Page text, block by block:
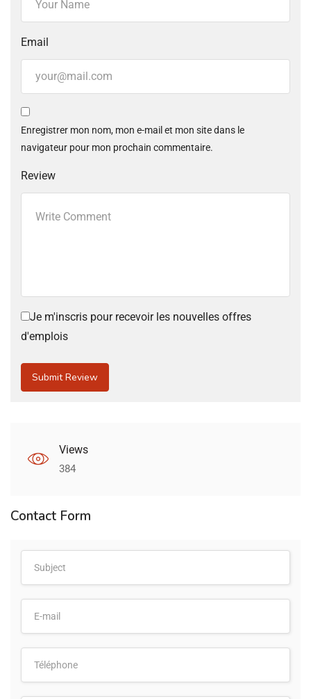
Email
Enregistrer mon nom, mon e-mail et mon site dans le
navigateur pour mon prochain commentaire.
Review
Je m'inscris pour recevoir les nouvelles offres
d'emplois
Views
384
Contact Form